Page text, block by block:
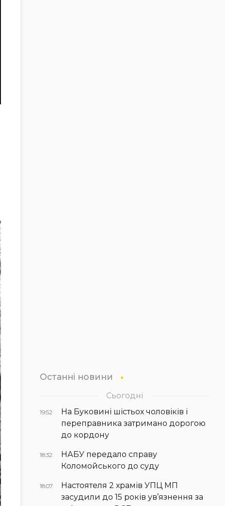
Останні новини
Сьогодні
19:52
На Буковині шістьох чоловіків і
переправника затримано дорогою
до кордону
18:32
НАБУ передало справу
Коломойського до суду
18:07
Настоятеля 2 храмів УПЦ МП
засудили до 15 років ув’язнення за